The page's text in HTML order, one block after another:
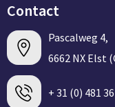
Contact
Pascalweg 4,
6662 NX Elst
+ 31 (0) 481